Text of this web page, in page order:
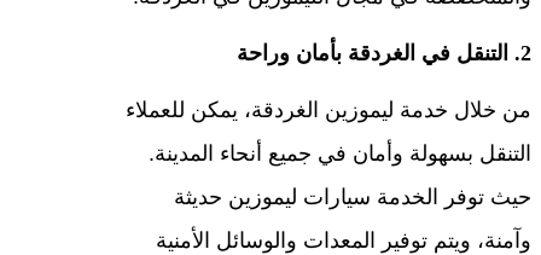
2. التنقل في الغردقة بأمان وراحة
من خلال خدمة ليموزين الغردقة، يمكن للعملاء
التنقل بسهولة وأمان في جميع أنحاء المدينة.
حيث توفر الخدمة سيارات ليموزين حديثة
وآمنة، ويتم توفير المعدات والوسائل الأمنية